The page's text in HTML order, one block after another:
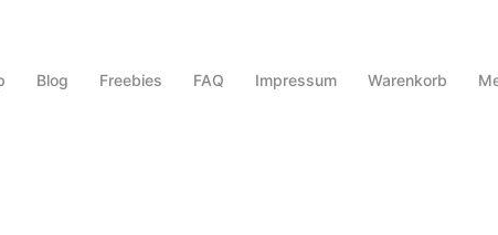
Blog Freebies FAQ Impressum Warenkorb